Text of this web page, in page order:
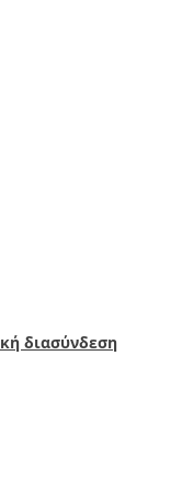
διασύνδεση